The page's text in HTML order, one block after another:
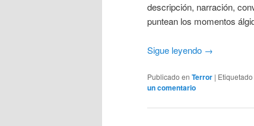
descripción, narración,
puntean los momentos
Sigue leyendo →
Publicado en Terror | Etiquetado
un comentario